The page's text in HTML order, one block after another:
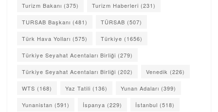
Turizm Bakanı (375) Turizm Haberleri (231)
TURSAB Başkanı (481) TÜRSAB (507)
Türk Hava Yolları (575) Türkiye (1656)
Türkiye Seyahat Acentaları Birliği (279)
Türkiye Seyahat Acentaları Birliği (202) Venedik (226)
WTS (168) Yaz Tatili (136) Yunan Adaları (399)
Yunanistan (591) İspanya (229) İstanbul (518)